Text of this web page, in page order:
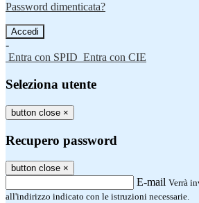
Password dimenticata?
-
Entra con SPID Entra con CIE
Seleziona utente
button close ×
Recupero password
button close ×
E-mail Verrà
all'indirizzo indicato con le istruzioni necessarie.